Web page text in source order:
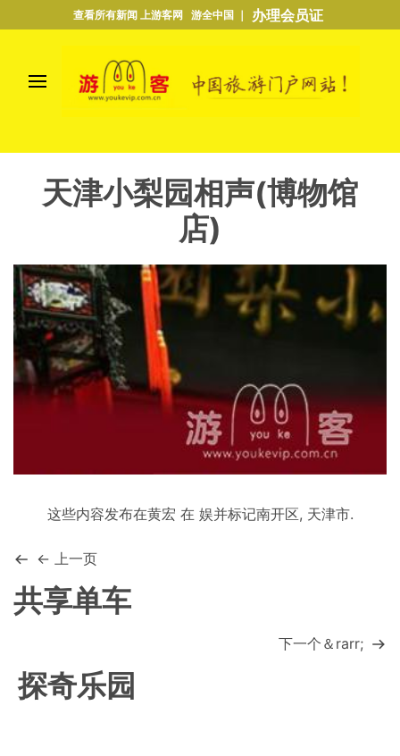
查看所有新闻 上游客网 游全中国 ｜ 办理会员证
天津小梨园相声(博物馆
店)
这些内容发布在黄宏 在 娱并标记南开区, 天津市.
← 上一页
共享单车
下一个＆rarr;
探奇乐园